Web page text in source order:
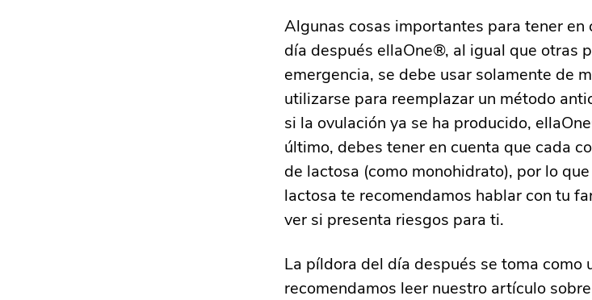
Algunas cosas importantes para tener en
día después ellaOne®, al igual que otras
emergencia, se debe usar solamente de
utilizarse para reemplazar un método
si la ovulación ya se ha producido,
último, debes tener en cuenta que cada
de lactosa (como monohidrato), por lo
lactosa te recomendamos hablar con tu
ver si presenta riesgos para ti.
La píldora del día después se toma como
recomendamos leer nuestro artículo sobre